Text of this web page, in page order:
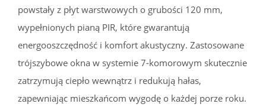
powstały z płyt warstwowych o grubości 120 mm,
wypełnionych pianą PIR, które gwarantują
energooszczędność i komfort akustyczny. Zastosowane
trójszybowe okna w systemie 7-komorowym skutecznie
zatrzymują ciepło wewnątrz i redukują hałas,
zapewniając mieszkańcom wygodę o każdej porze roku.